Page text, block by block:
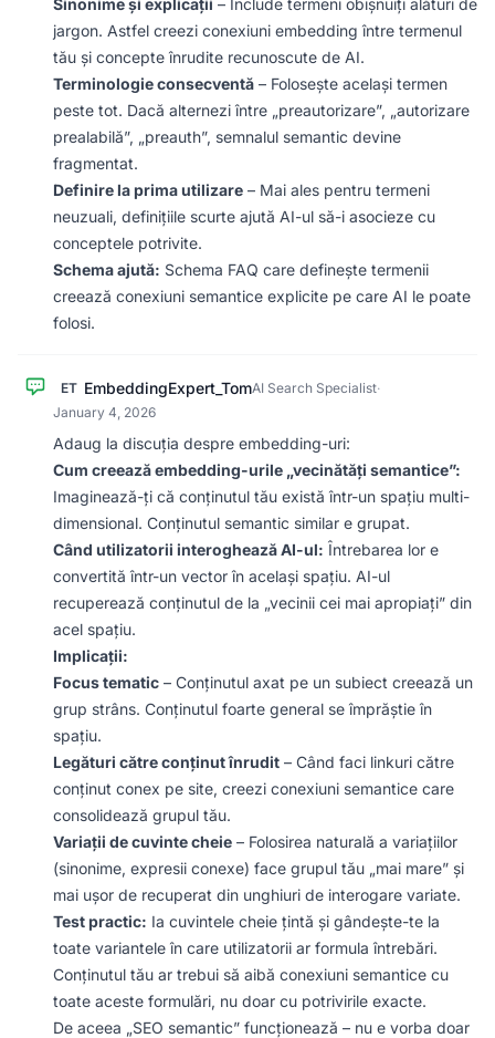
Sinonime și explicații – Include termeni obișnuiți alături de
jargon. Astfel creezi conexiuni embedding între termenul
tău și concepte înrudite recunoscute de AI.
Terminologie consecventă – Folosește același termen
peste tot. Dacă alternezi între „preautorizare”, „autorizare
prealabilă”, „preauth”, semnalul semantic devine
fragmentat.
Definire la prima utilizare – Mai ales pentru termeni
neuzuali, definițiile scurte ajută AI-ul să-i asocieze cu
conceptele potrivite.
Schema ajută: Schema FAQ care definește termenii
creează conexiuni semantice explicite pe care AI le poate
folosi.
ET EmbeddingExpert_TomAI Search Specialist·
January 4, 2026
Adaug la discuția despre embedding-uri:
Cum creează embedding-urile „vecinătăți semantice”:
Imaginează-ți că conținutul tău există într-un spațiu multi-
dimensional. Conținutul semantic similar e grupat.
Când utilizatorii interoghează AI-ul: Întrebarea lor e
convertită într-un vector în același spațiu. AI-ul
recuperează conținutul de la „vecinii cei mai apropiați” din
acel spațiu.
Implicații:
Focus tematic – Conținutul axat pe un subiect creează un
grup strâns. Conținutul foarte general se împrăștie în
spațiu.
Legături către conținut înrudit – Când faci linkuri către
conținut conex pe site, creezi conexiuni semantice care
consolidează grupul tău.
Variații de cuvinte cheie – Folosirea naturală a variațiilor
(sinonime, expresii conexe) face grupul tău „mai mare” și
mai ușor de recuperat din unghiuri de interogare variate.
Test practic: Ia cuvintele cheie țintă și gândește-te la
toate variantele în care utilizatorii ar formula întrebări.
Conținutul tău ar trebui să aibă conexiuni semantice cu
toate aceste formulări, nu doar cu potrivirile exacte.
De aceea „SEO semantic” funcționează – nu e vorba doar